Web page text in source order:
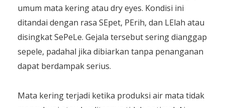
umum mata kering atau dry eyes. Kondisi ini
ditandai dengan rasa SEpet, PErih, dan LElah atau
disingkat SePeLe. Gejala tersebut sering dianggap
sepele, padahal jika dibiarkan tanpa penanganan
dapat berdampak serius.
Mata kering terjadi ketika produksi air mata tidak